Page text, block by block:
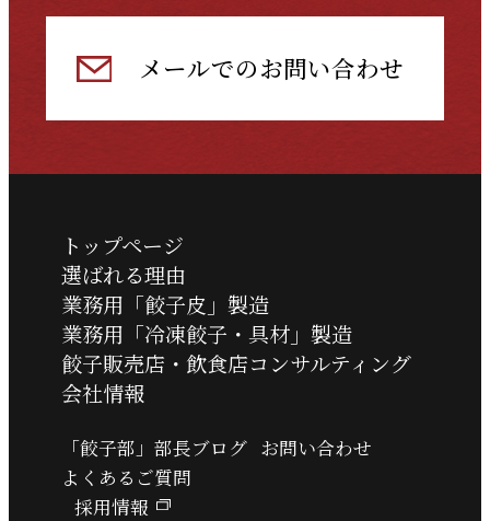
メールでのお問い合わせ
トップページ
選ばれる理由
業務用「餃子皮」製造
業務用「冷凍餃子・具材」製造
餃子販売店・飲食店コンサルティング
会社情報
「餃子部」部長ブログ
よくあるご質問
採用情報
お問い合わせ